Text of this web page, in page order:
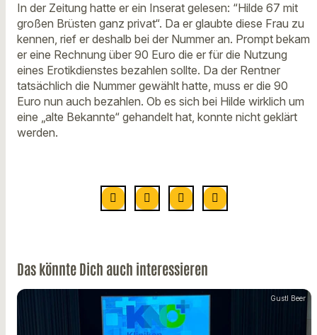
In der Zeitung hatte er ein Inserat gelesen: “Hilde 67 mit
großen Brüsten ganz privat“. Da er glaubte diese Frau zu
kennen, rief er deshalb bei der Nummer an. Prompt bekam
er eine Rechnung über 90 Euro die er für die Nutzung
eines Erotikdienstes bezahlen sollte. Da der Rentner
tatsächlich die Nummer gewählt hatte, muss er die 90
Euro nun auch bezahlen. Ob es sich bei Hilde wirklich um
eine „alte Bekannte“ gehandelt hat, konnte nicht geklärt
werden.
Das könnte Dich auch interessieren
Gustl Beer